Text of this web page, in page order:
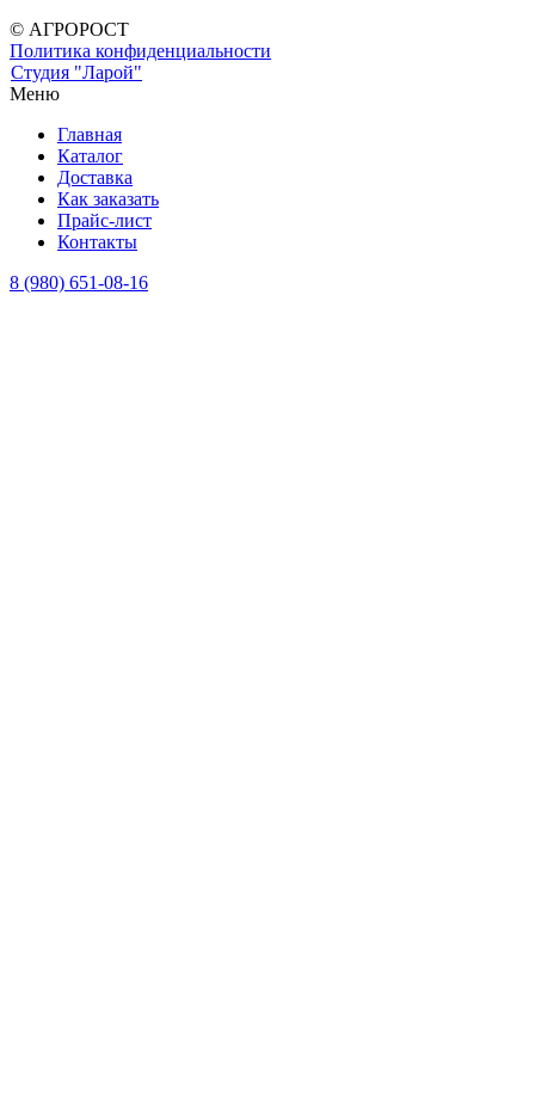
© АГРОРОСТ
Политика конфиденциальности
Студия "Ларой"
Меню
Главная
Каталог
Доставка
Как заказать
Прайс-лист
Контакты
8 (980) 651-08-16